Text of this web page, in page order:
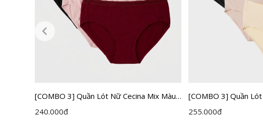
[COMBO 3] Quần Lót Nữ Cecina Mix Màu
CBI00308EDP03
240.000đ
[COMBO 3] Quần
CBI005EDP03
255.000đ